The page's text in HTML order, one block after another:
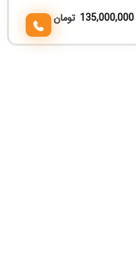
135,000,000 تومان